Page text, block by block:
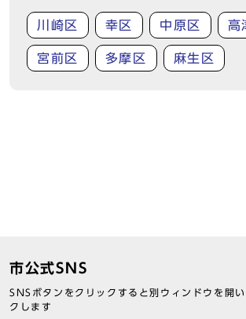
川崎区 幸区 中原区 高
宮前区 多摩区 麻生区
市公式SNS
SNSボタンをクリックすると別ウィンドウを開
クします